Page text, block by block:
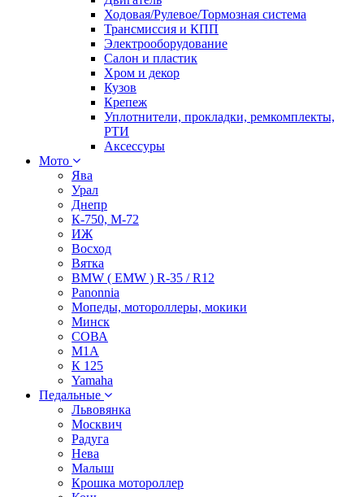
Ходовая/Рулевое/Тормозная система
Трансмиссия и КПП
Электрооборудование
Салон и пластик
Хром и декор
Кузов
Крепеж
Уплотнители, прокладки, ремкомплекты,
РТИ
Аксессуры
Мото
Ява
Урал
Днепр
К-750, М-72
ИЖ
Восход
Вятка
BMW ( EMW ) R-35 / R12
Panonnia
Мопеды, мотороллеры, мокики
Минск
СОВА
М1А
К 125
Yamaha
Педальные
Львовянка
Москвич
Радуга
Нева
Малыш
Крошка мотороллер